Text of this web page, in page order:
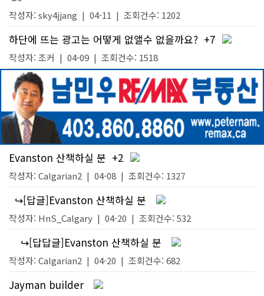
작성자: sky4jjang | 04-11 | 조회건수: 1202
하단에 뜨는 광고는 어떻게 없앨수 없을까요? +7
작성자: 조커 | 04-09 | 조회건수: 1518
Evanston 산책하실 분 +2
작성자: Calgarian2 | 04-08 | 조회건수: 1327
↪[답글]Evanston 산책하실 분
작성자: HnS_Calgary | 04-20 | 조회건수: 532
↪[답답글]Evanston 산책하실 분
작성자: Calgarian2 | 04-20 | 조회건수: 682
Jayman builder